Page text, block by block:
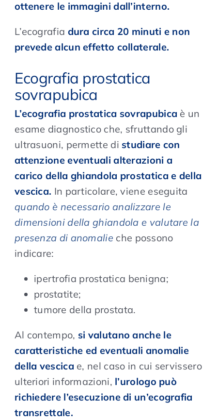
ottenere le immagini dall’interno.
L’ecografia dura circa 20 minuti e non
prevede alcun effetto collaterale.
Ecografia prostatica
sovrapubica
L’ecografia prostatica sovrapubica è un
esame diagnostico che, sfruttando gli
ultrasuoni, permette di studiare con
attenzione eventuali alterazioni a
carico della ghiandola prostatica e della
vescica. In particolare, viene eseguita
quando è necessario analizzare le
dimensioni della ghiandola e valutare la
presenza di anomalie che possono
indicare:
ipertrofia prostatica benigna;
prostatite;
tumore della prostata.
Al contempo, si valutano anche le
caratteristiche ed eventuali anomalie
della vescicae, nel caso in cui servissero
ulteriori informazioni, l’urologo può
richiedere l’esecuzione di un’ecografia
transrettale.